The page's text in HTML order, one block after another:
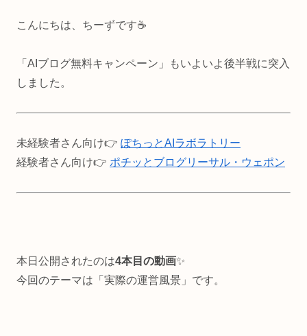
こんにちは、ちーずです☕
「AIブログ無料キャンペーン」もいよいよ後半戦に突入
しました。
未経験者さん向け👉 ぽちっとAIラボラトリー
経験者さん向け👉 ポチッとブログリーサル・ウェポン
本日公開されたのは4本目の動画✨
今回のテーマは「実際の運営風景」です。